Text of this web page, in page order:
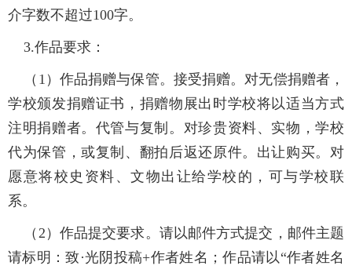
介字数不超过100字。
3.作品要求：
（1）作品捐赠与保管。接受捐赠。对无偿捐赠者，
学校颁发捐赠证书，捐赠物展出时学校将以适当方式
注明捐赠者。代管与复制。对珍贵资料、实物，学校
代为保管，或复制、翻拍后返还原件。出让购买。对
愿意将校史资料、文物出让给学校的，可与学校联
系。
（2）作品提交要求。请以邮件方式提交，邮件主题
请标明：致·光阴投稿+作者姓名；作品请以“作者姓名